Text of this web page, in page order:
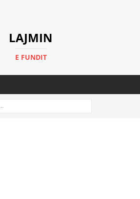
LAJMIN
E FUNDIT